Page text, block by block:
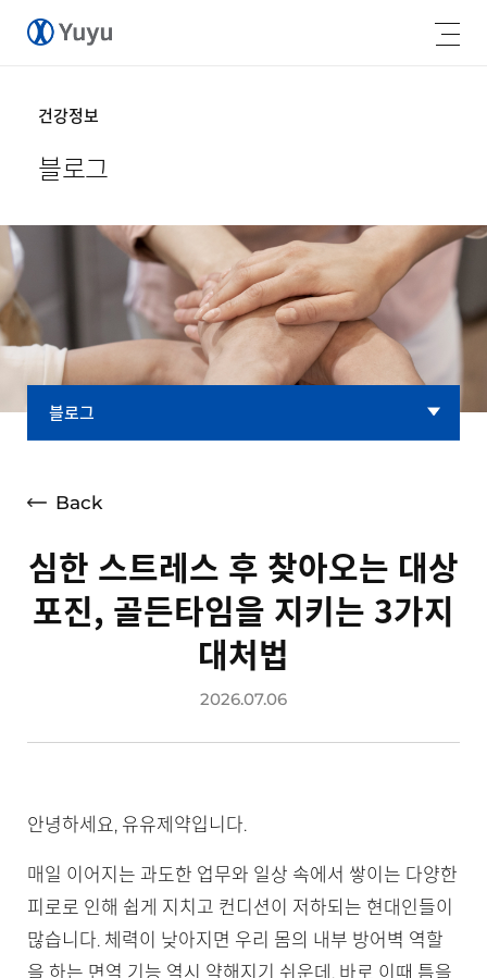
건강정보
블로그
블로그
Back
심한 스트레스 후 찾아오는 대상
포진, 골든타임을 지키는 3가지
대처법
2026.07.06
안녕하세요, 유유제약입니다.
매일 이어지는 과도한 업무와 일상 속에서 쌓이는 다양한
피로로 인해 쉽게 지치고 컨디션이 저하되는 현대인들이
많습니다. 체력이 낮아지면 우리 몸의 내부 방어벽 역할
을 하는 면역 기능 역시 약해지기 쉬운데, 바로 이때 틈을